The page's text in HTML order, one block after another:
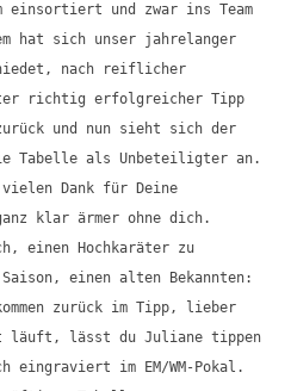
einsortiert und zwar ins Team
hat sich unser jahrelanger
nach reiflicher
richtig erfolgreicher Tipp
und nun sieht sich der
Tabelle als Unbeteiligter an.
Dank für Deine
klar ärmer ohne dich.
einen Hochkaräter zu
einen alten Bekannten:
zurück im Tipp, lieber
läuft, lässt du Juliane tippen
eingraviert im EM/WM-Pokal.